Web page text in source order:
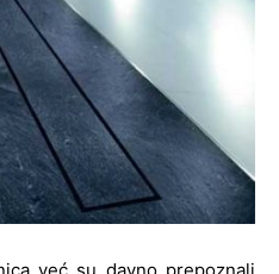
već su davno prepoznali